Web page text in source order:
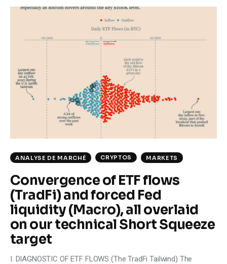
ANALYSE DE MARCHÉ CRYPTOS MARKETS
Convergence of ETF flows
(TradFi) and forced Fed
liquidity (Macro), all overlaid
on our technical Short Squeeze
target
I. DIAGNOSTIC OF ETF FLOWS (The TradFi Tailwind) The